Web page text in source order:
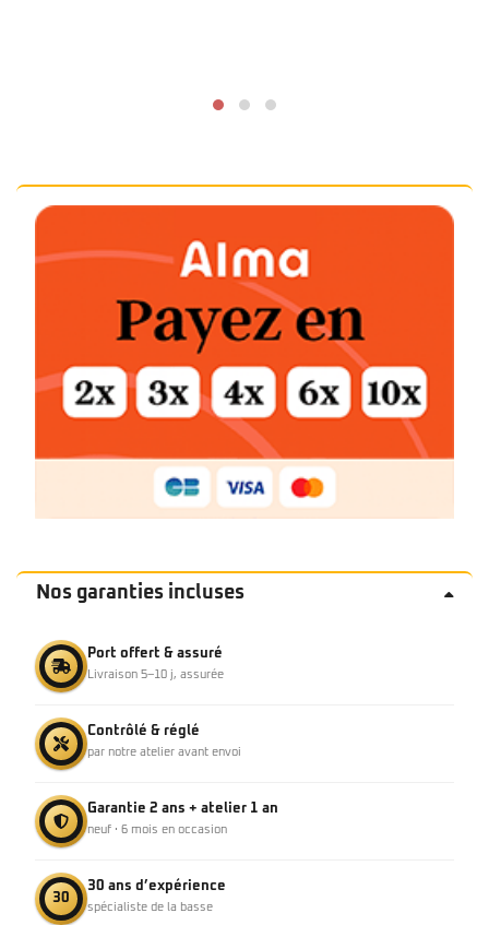
Nos garanties incluses
Port offert & assuré
Livraison 5–10 j, assurée
Contrôlé & réglé
par notre atelier avant envoi
Garantie 2 ans + atelier 1 an
neuf · 6 mois en occasion
30
30 ans d’expérience
spécialiste de la basse